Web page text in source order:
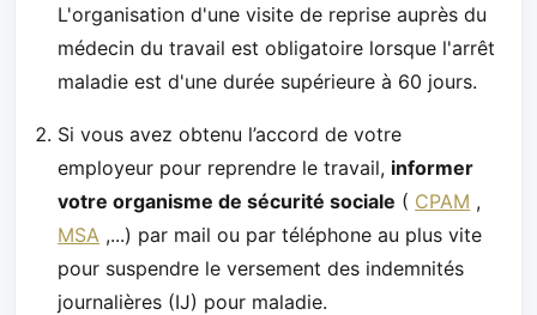
L'organisation d'une visite de reprise auprès du
médecin du travail est obligatoire lorsque l'arrêt
maladie est d'une durée supérieure à 60 jours.
Si vous avez obtenu l’accord de votre
employeur pour reprendre le travail, informer
votre organisme de sécurité sociale ( CPAM ,
MSA ,...) par mail ou par téléphone au plus vite
pour suspendre le versement des indemnités
journalières (IJ) pour maladie.